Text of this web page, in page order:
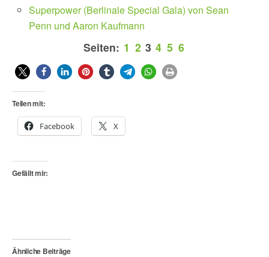
Superpower (Berlinale Special Gala) von Sean
Penn und Aaron Kaufmann
Seiten: 1 2 3 4 5 6
Teilen mit:
Facebook X
Gefällt mir:
Ähnliche Beiträge